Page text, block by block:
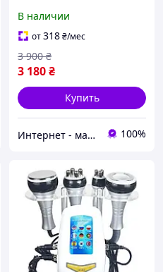
кавитация и
хромотерапия
В наличии
от318₴/мес
3 180₴
3 900 ₴
Купить
Интернет - магазин "SUPER LADY" Косметологические аппараты и средства омоложения 100%